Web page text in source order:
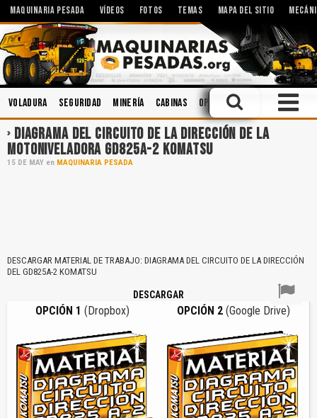
MAQUINARIA PESADA VÍDEOS FOTOS TEMAS MAPA DEL SITIO
Voladura Seguridad Minería Cabinas Operación Cucharones
DIAGRAMA DEL CIRCUITO DE LA DIRECCIÓN DE LA
MOTONIVELADORA GD825A-2 KOMATSU
15 DE MAY en MAQUINARIA PESADA
DESCARGAR MATERIAL DE TRABAJO: DIAGRAMA DEL CIRCUITO DE LA DIRECCIÓN
DEL GD825A-2 KOMATSU
DESCARGAR
OPCIÓN 1 (Dropbox) OPCIÓN 2 (Google Drive)